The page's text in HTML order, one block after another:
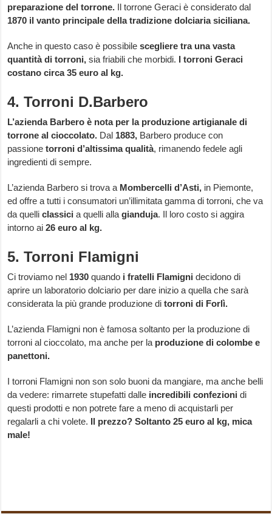
preparazione del torrone. Il torrone Geraci è considerato dal
1870 il vanto principale della tradizione dolciaria siciliana.
Anche in questo caso è possibilescegliere tra una vasta
quantità di torroni, sia friabili che morbidi. I torroni Geraci
costano circa 35 euro al kg.
4. Torroni D.Barbero
L’azienda Barbero è nota per la produzione artigianale di
torrone al cioccolato. Dal 1883, Barbero produce con
passionetorroni d’altissima qualità, rimanendo fedele agli
ingredienti di sempre.
L’azienda Barbero si trova a Mombercelli d’Asti, in Piemonte,
ed offre a tutti i consumatori un’illimitata gamma di torroni, che va
da quelliclassici a quelli allagianduja. Il loro costo si aggira
intorno ai26 euro al kg.
5. Torroni Flamigni
Ci troviamo nel 1930quando i fratelli Flamignidecidono di
aprire un laboratorio dolciario per dare inizio a quella che sarà
considerata la più grande produzione ditorroni di Forlì.
L’azienda Flamigni non è famosa soltanto per la produzione di
torroni al cioccolato, ma anche per la produzione di colombe e
panettoni.
I torroni Flamigni non son solo buoni da mangiare, ma anche belli
da vedere: rimarrete stupefatti dalle incredibili confezionidi
questi prodotti e non potrete fare a meno di acquistarli per
regalarli a chi volete. Il prezzo? Soltanto 25 euro al kg, mica
male!